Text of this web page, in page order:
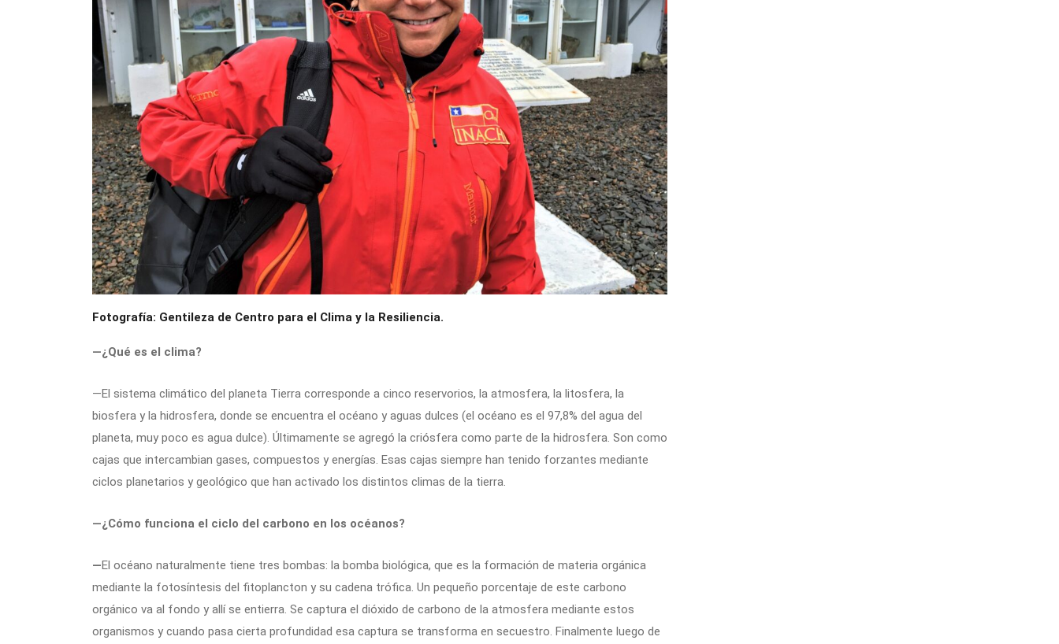
Fotografía: Gentileza de Centro para el Clima y la Resiliencia.
—¿Qué es el clima?
—El sistema climático del planeta Tierra corresponde a cinco reservorios, la atmosfera, la litosfera, la
biosfera y la hidrosfera, donde se encuentra el océano y aguas dulces (el océano es el 97,8% del agua del
planeta, muy poco es agua dulce). Últimamente se agregó la criósfera como parte de la hidrosfera. Son como
cajas que intercambian gases, compuestos y energías. Esas cajas siempre han tenido forzantes mediante
ciclos planetarios y geológico que han activado los distintos climas de la tierra.
—¿Cómo funciona el ciclo del carbono en los océanos?
—El océano naturalmente tiene tres bombas: la bomba biológica, que es la formación de materia orgánica
mediante la fotosíntesis del fitoplancton y su cadena trófica. Un pequeño porcentaje de este carbono
orgánico va al fondo y allí se entierra. Se captura el dióxido de carbono de la atmosfera mediante estos
organismos y cuando pasa cierta profundidad esa captura se transforma en secuestro. Finalmente luego de